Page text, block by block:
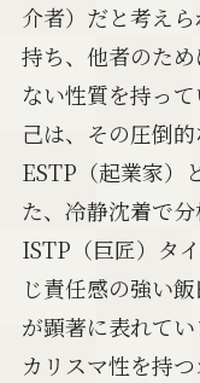
介者）だと考え
持ち、他者のた
ない性質を持っ
己は、その圧倒
ESTP（起業家）
た、冷静沈着で
ISTP（巨匠）タ
じ責任感の強い
が顕著に表れて
カリスマ性を持